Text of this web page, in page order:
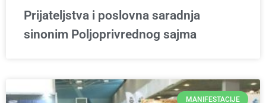
Prijateljstva i poslovna saradnja
sinonim Poljoprivrednog sajma
MANIFESTACIJE